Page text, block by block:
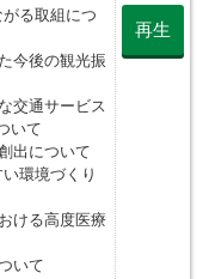
る取組につ
今後の観光振
交通サービス
いて
出について
環境づくり
ける高度医療
いて
再生